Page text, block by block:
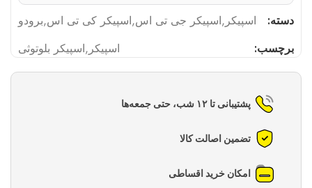
دسته: اسپیکر ,اسپیکر جی تی اس,اسپیکر کی تی اس,برودو
برچسب:
اسپیکر ,اسپیکر بلوتوثی
پشتیبانی تا ۱۲ شب، حتی جمعه‌ها
تضمین اصالت کالا
امکان خرید اقساطی